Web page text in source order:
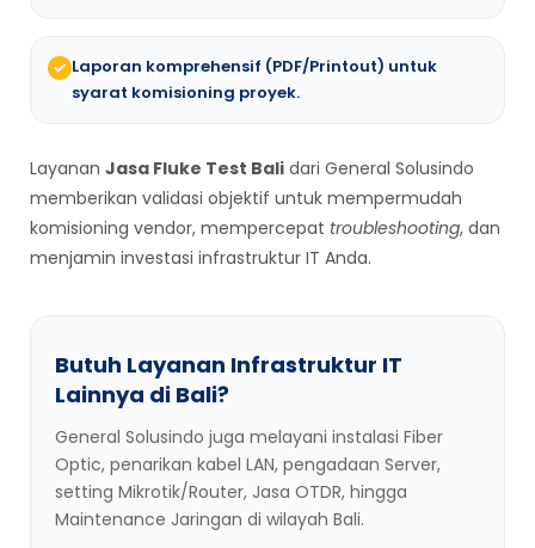
Laporan komprehensif (PDF/Printout) untuk
syarat komisioning proyek.
Layanan Jasa Fluke Test Bali dari General Solusindo
memberikan validasi objektif untuk mempermudah
komisioning vendor, mempercepat troubleshooting, dan
menjamin investasi infrastruktur IT Anda.
Butuh Layanan Infrastruktur IT
Lainnya di Bali?
General Solusindo juga melayani instalasi Fiber
Optic, penarikan kabel LAN, pengadaan Server,
setting Mikrotik/Router, Jasa OTDR, hingga
Maintenance Jaringan di wilayah Bali.